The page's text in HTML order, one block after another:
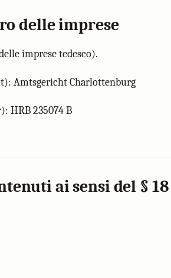
delle imprese
imprese tedesco).
Amtsgericht Charlottenburg
HRB 235074 B
ai sensi del § 18